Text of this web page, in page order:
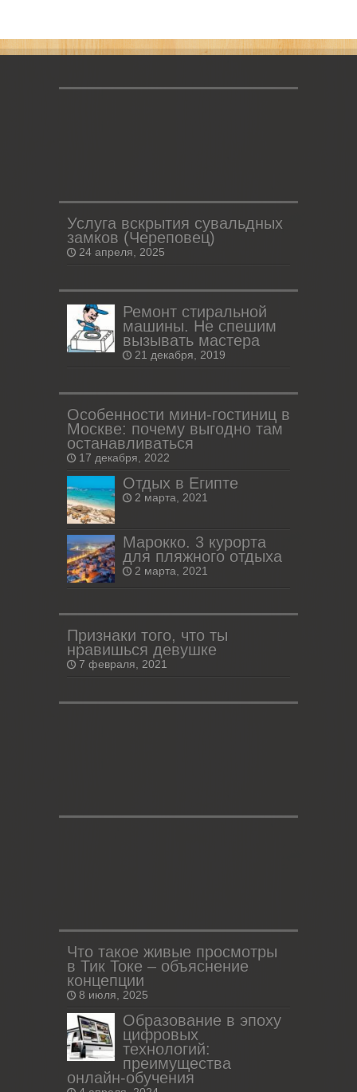
Услуга вскрытия сувальдных
замков (Череповец)
24 апреля, 2025
Ремонт стиральной
машины. Не спешим
вызывать мастера
21 декабря, 2019
Особенности мини-гостиниц в
Москве: почему выгодно там
останавливаться
17 декабря, 2022
Отдых в Египте
2 марта, 2021
Марокко. 3 курорта
для пляжного отдыха
2 марта, 2021
Признаки того, что ты
нравишься девушке
7 февраля, 2021
Что такое живые просмотры
в Тик Токе – объяснение
концепции
8 июля, 2025
Образование в эпоху
цифровых
технологий:
преимущества
онлайн-обучения